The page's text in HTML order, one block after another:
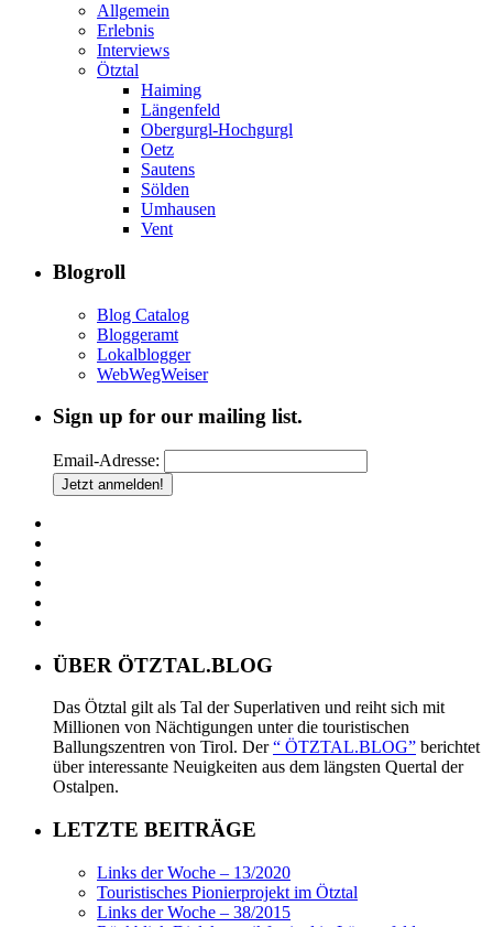
Allgemein
Erlebnis
Interviews
Ötztal
Haiming
Längenfeld
Obergurgl-Hochgurgl
Oetz
Sautens
Sölden
Umhausen
Vent
Blogroll
Blog Catalog
Bloggeramt
Lokalblogger
WebWegWeiser
Sign up for our mailing list.
Email-Adresse:
ÜBER ÖTZTAL.BLOG
Das Ötztal gilt als Tal der Superlativen und reiht sich mit
Millionen von Nächtigungen unter die touristischen
Ballungszentren von Tirol. Der“ ÖTZTAL.BLOG” berichtet
über interessante Neuigkeiten aus dem längsten Quertal der
Ostalpen.
LETZTE BEITRÄGE
Links der Woche – 13/2020
Touristisches Pionierprojekt im Ötztal
Links der Woche – 38/2015